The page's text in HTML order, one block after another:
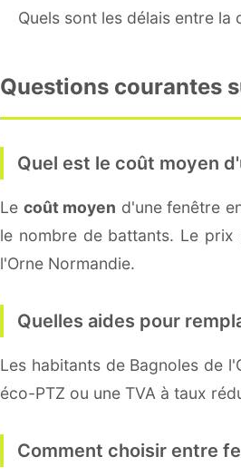
Quels sont les délais entre la
Questions courantes
Quel est le coût moyen
Le coût moyen d'une fenêtre
le nombre de battants. Le prix
l'Orne Normandie.
Quelles aides pour
Les habitants de Bagnoles de
éco-PTZ ou une TVA à taux
Comment choisir entre